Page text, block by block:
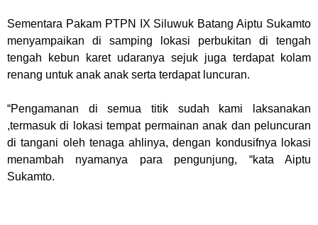
Sementara Pakam PTPN IX Siluwuk Batang Aiptu Sukamto
menyampaikan di samping lokasi perbukitan di tengah
tengah kebun karet udaranya sejuk juga terdapat kolam
renang untuk anak anak serta terdapat luncuran.
“Pengamanan di semua titik sudah kami laksanakan
,termasuk di lokasi tempat permainan anak dan peluncuran
di tangani oleh tenaga ahlinya, dengan kondusifnya lokasi
menambah nyamanya para pengunjung, “kata Aiptu
Sukamto.